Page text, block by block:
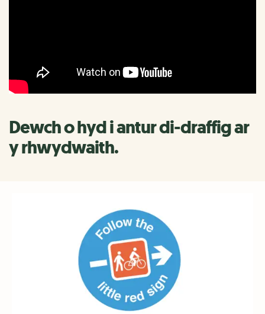
Dewch o hyd i antur di-draffig ar
y rhwydwaith.